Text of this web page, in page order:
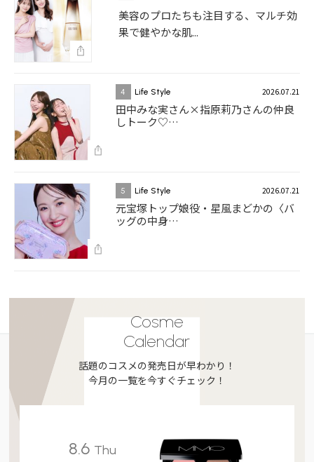
美容のプロたちも注目する、マルチ効
果で健やかな肌...
4 Life Style 2026.07.21
田中みな実さん×指原莉乃さんの仲良
しトーク♡…
5 Life Style 2026.07.21
元宝塚トップ娘役・星風まどかの〈バ
ッグの中身…
Cosme
Calendar
話題のコスメの発売日が早わかり！
今月の一覧を今すぐチェック！
8.6 Thu